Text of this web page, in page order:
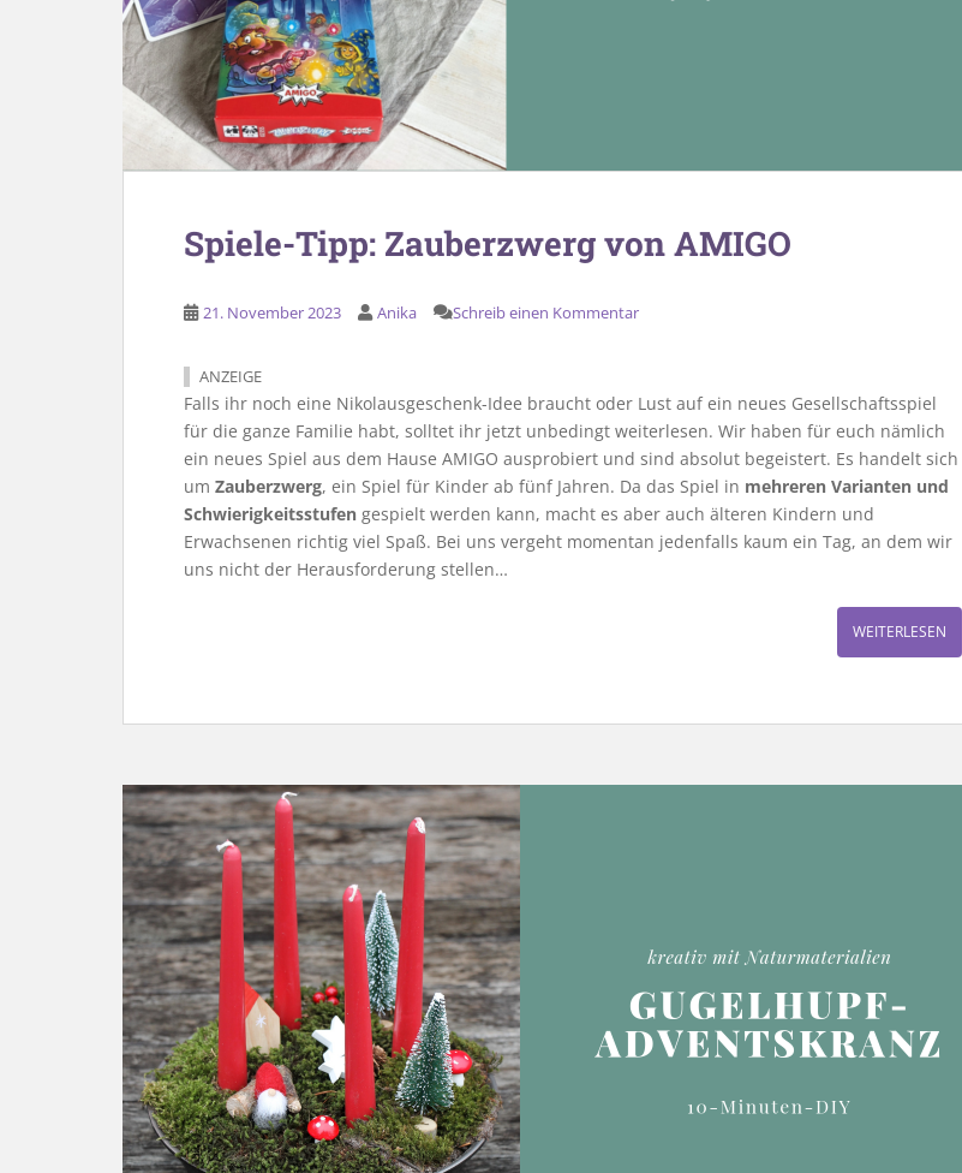
Spiele-Tipp: Zauberzwerg von AMIGO
21. November 2023 Anika Schreib einen Kommentar
ANZEIGE
Falls ihr noch eine Nikolausgeschenk-Idee braucht oder Lust auf ein neues Gesellschaftsspiel
für die ganze Familie habt, solltet ihr jetzt unbedingt weiterlesen. Wir haben für euch nämlich
ein neues Spiel aus dem Hause AMIGO ausprobiert und sind absolut begeistert. Es handelt sich
um Zauberzwerg, ein Spiel für Kinder ab fünf Jahren. Da das Spiel in mehreren Varianten und
Schwierigkeitsstufen gespielt werden kann, macht es aber auch älteren Kindern und
Erwachsenen richtig viel Spaß. Bei uns vergeht momentan jedenfalls kaum ein Tag, an dem wir
uns nicht der Herausforderung stellen…
WEITERLESEN